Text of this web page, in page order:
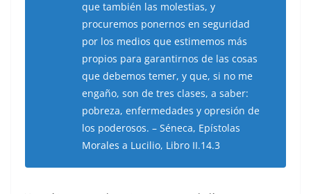
que también las molestias, y
procuremos ponernos en seguridad
por los medios que estimemos más
propios para garantirnos de las cosas
que debemos temer, y que, si no me
engaño, son de tres clases, a saber:
pobreza, enfermedades y opresión de
los poderosos. – Séneca, Epístolas
Morales a Lucilio, Libro II.14.3